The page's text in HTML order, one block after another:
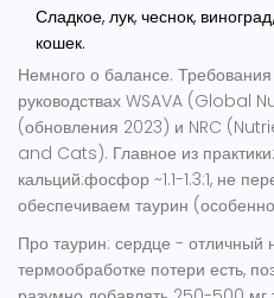
Сладкое, лук, чеснок,
кошек.
Немного о балансе.
руководствах WSAVA (Global
(обновления 2023) и NRC
and Cats). Главное из
кальций:фосфор ~1.1-1.3:1, не
обеспечиваем таурин
Про таурин: сердце - отличный
термообработке потери есть,